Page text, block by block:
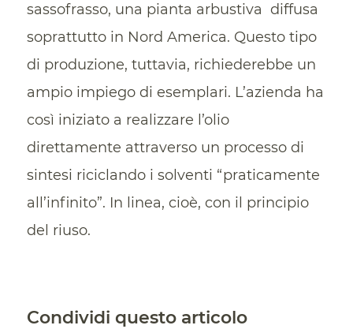
sassofrasso, una pianta arbustiva diffusa
soprattutto in Nord America. Questo tipo
di produzione, tuttavia, richiederebbe un
ampio impiego di esemplari. L’azienda ha
così iniziato a realizzare l’olio
direttamente attraverso un processo di
sintesi riciclando i solventi “praticamente
all’infinito”. In linea, cioè, con il principio
del riuso.
Condividi questo articolo